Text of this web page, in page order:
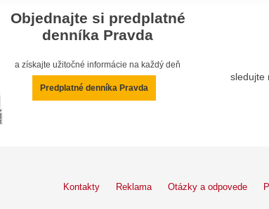
Objednajte si predplatné
denníka Pravda
a získajte užitočné informácie na každý deň
Predplatné denníka Pravda
sledujte
Kontakty Reklama Otázky a odpovede